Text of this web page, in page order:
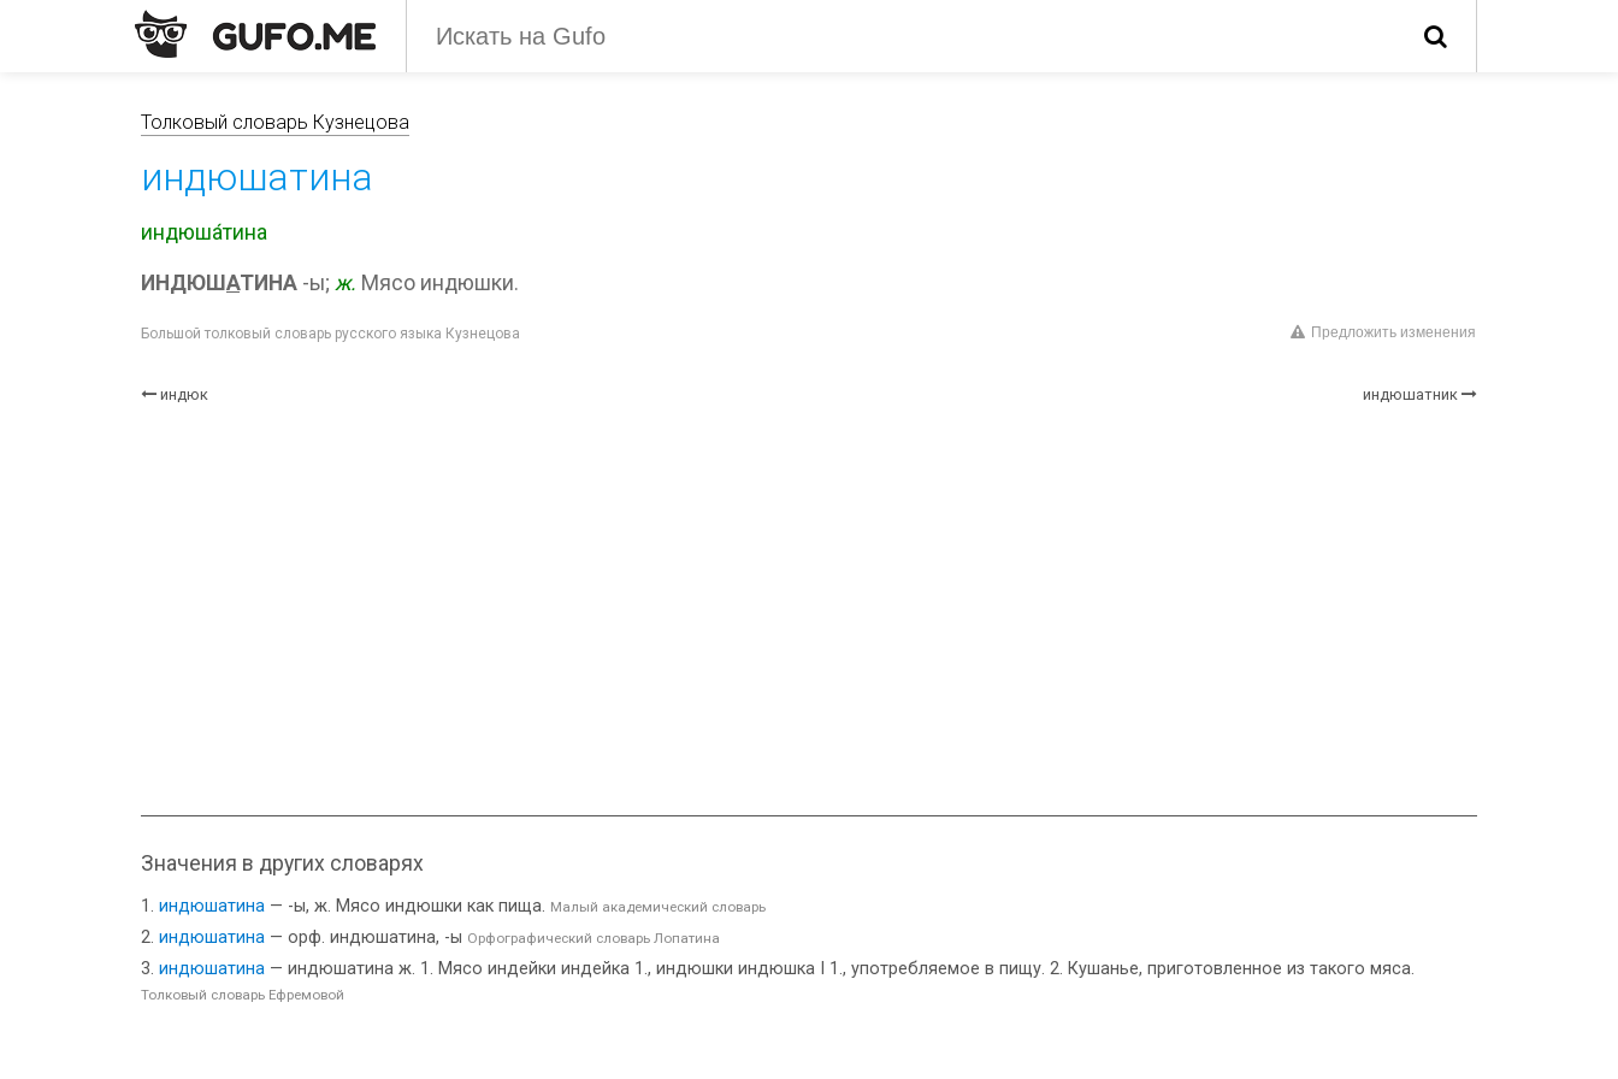
Толковый словарь Кузнецова
индюшатина
индюша́тина
ИНДЮШ АТИНА -ы; ж. Мясо индюшки.
Большой толковый словарь русского языка Кузнецова Предложить изменения
индюк индюшатник
Значения в других словарях
индюшатина — -ы, ж. Мясо индюшки как пища. Малый академический словарь
индюшатина — орф. индюшатина, -ы Орфографический словарь Лопатина
индюшатина — индюшатина ж. 1. Мясо индейки индейка 1., индюшки индюшка I 1., употребляемое в пищу. 2. Кушанье, приготовленное из такого мяса.
Толковый словарь Ефремовой